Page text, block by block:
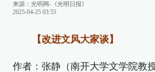
来源： 光明网-《光明日报》
2025-04-25 03:55
【改进文风大家谈】
作者：张静（南开大学文学院教授